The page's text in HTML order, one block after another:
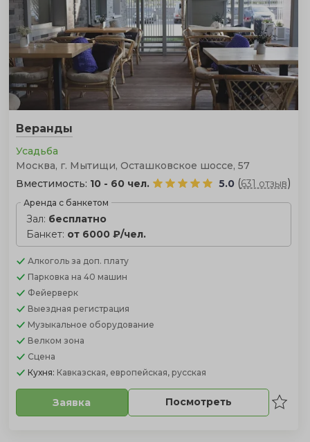
Веранды
Усадьба
Москва, г. Мытищи, Осташковское шоссе, 57
Вместимость: 10 - 60 чел. 5.0 (631 отзыв)
Аренда с банкетом
Зал: бесплатно
Банкет: от 6000 ₽/чел.
Алкоголь за доп. плату
Парковка на 40 машин
Фейерверк
Выездная регистрация
Музыкальное оборудование
Велком зона
Сцена
Кухня: Кавказская, европейская, русская
Заявка Посмотреть